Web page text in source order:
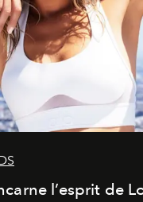
l’esprit de